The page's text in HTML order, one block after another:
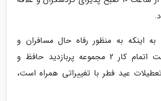
به اینکه به منظور رفاه حال مسافران و
گردشگران، ساعت اتمام کار 2 مجموعه پربازدید حافظ و
عید فطر با تغییراتی همراه است،